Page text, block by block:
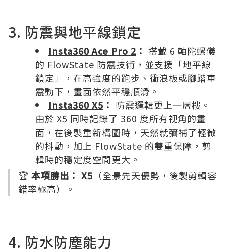
3. 防震與地平線鎖定
Insta360 Ace Pro 2 ： 搭載 6 軸陀螺儀
的 FlowState 防震技術，並支援「地平線
鎖定」，在高強度的跑步、衝浪板或腳踏車
震動下，畫面依然平穩順滑。
Insta360 X5 ： 防震邏輯更上一層樓。
由於 X5 同時記錄了 360 度所有视角的畫
面，在後製重新構圖時，天然就彌補了輕微
的抖動，加上 FlowState 的雙重保障，剪
輯時的穩定度空間更大。
🏆 本項勝出： X5 （全景先天優勢，後製剪輯容
錯率極高）。
4. 防水防塵能力